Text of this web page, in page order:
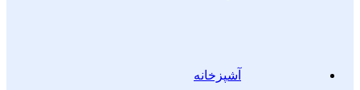
آشپزخانه